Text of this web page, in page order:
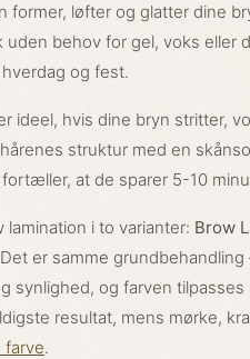
former, løfter og glatter dine
uden behov for gel, voks eller
og fest.
ideel, hvis dine bryn stritter,
struktur med en
at de sparer 5-10
lamination i to varianter: Brow
er samme
synlighed, og farven
resultat, mens mørke,
farve.